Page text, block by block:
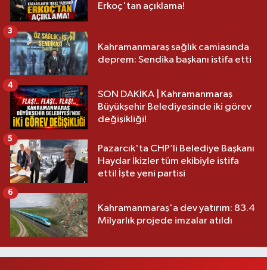
Erkoç'tan açıklama!
Kahramanmaraş sağlık camiasında
deprem: Sendika başkanı istifa etti
3
SON DAKİKA | Kahramanmaraş
Büyükşehir Belediyesinde iki görev
değişikliği!
4
Pazarcık'ta CHP’li Belediye Başkanı
Haydar İkizler tüm ekibiyle istifa
etti! İşte yeni partisi
5
Kahramanmaraş'a dev yatırım: 83.4
Milyarlık projede imzalar atıldı
6